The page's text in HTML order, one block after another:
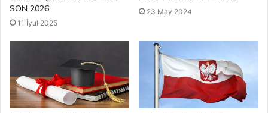
SON 2026
11 İyul 2025
23 May 2024